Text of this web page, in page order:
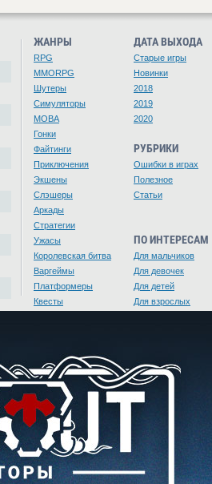
ЖАНРЫ
RPG
MMORPG
Шутеры
Симуляторы
MOBA
Гонки
Файтинги
Приключения
Экшены
Слэшеры
Аркады
Стратегии
Ужасы
Королевская битва
Варгеймы
Платформеры
Квесты
ДАТА ВЫХОДА
Старые игры
Новинки
2018
2019
2020
РУБРИКИ
Ошибки в играх
Полезное
Статьи
ПО ИНТЕРЕСАМ
Для мальчиков
Для девочек
Для детей
Для взрослых